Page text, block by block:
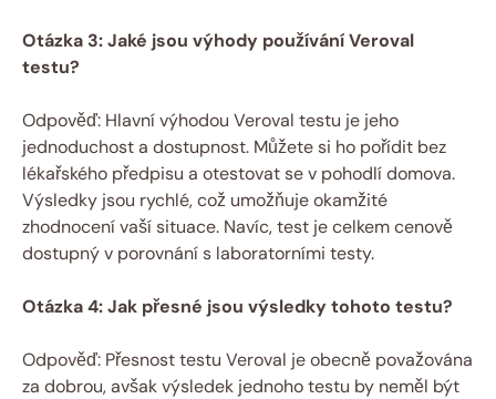
Otázka 3: Jaké jsou výhody používání Veroval
testu?
Odpověď: Hlavní výhodou Veroval testu je jeho
jednoduchost a dostupnost. Můžete si ho pořídit bez
lékařského předpisu a otestovat⁤ se v pohodlí domova.
Výsledky jsou rychlé, což ⁤umožňuje okamžité
zhodnocení vaší situace. Navíc, test je celkem cenově
dostupný v porovnání s laboratorními testy.
Otázka 4: Jak⁤ přesné jsou výsledky tohoto testu?
Odpověď: Přesnost testu Veroval je obecně považována
za dobrou, avšak výsledek‍ jednoho ⁢testu by neměl být